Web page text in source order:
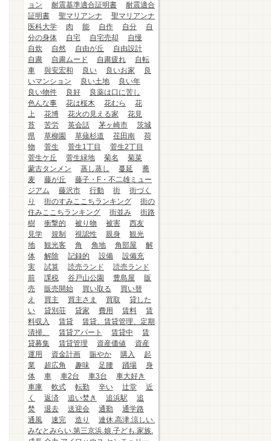
ョン
耐震基準適合証明書
耐震適合
証明書
聖マリアンナ
聖マリアンナ
医科大学
肉 能 自作 自分
自
分の身体
自宅 自宅売却
自慢
自炊
自然 自由が丘
自由設計
自粛
自粛ムード 自粛疲れ
自転
車
與安宏和 良い 良いお家
良
いマンション
良い土地
良い年
良い物件
良好
良薬は口に苦し
色んな事
花は桜木 花むら
花
上
花博 花火の見える家
花見
苔
苦労 英会話 茅ヶ崎市
茨城
県
草柳園 草薙杉道 荏田南
荷
物
菅生 菅生1丁目
菅生2丁目
菅生ケ丘
菅生緑地 菊名
菊菜
蒙古タンメン
蒸し蒸し 蔓延
蕎
麦
藤が丘
藤子・F・不二雄ミュー
ジアム
藤沢市 行動 街
街づく
り
街のすみここちランキング
街の
住みここちランキング
街並み
街路
樹
衝撃的 被り物 被害
西友
見学
規制 視認性 親身
観光
地
観光客 角 角地 角部屋
解
体
解除 記録的 設備
設備充
実
試算 読売ランド
読売ランド
前
課税 谷戸山公園 豊島屋
販
売
販売開始 買い取る
買い替
え
買主 買主さま 買取
貸した
い
貸別荘 貸家 費用 賃料
賃
料収入
賃貸
賃貸、賃貸管理、定期
清掃、
賃貸アパート 賃貸中
賃
貸募集
賃貸管理 資産価値
資産
運用
資金計画 賑やか 購入
起
業
超広角 趣味 足腰 踊場
身
体
車 車2台 車3台
車大好き
車庫
軟式 転勤 辛い 辻堂
近
く
返済 追い焚き 追浜駅
追
焚
退去 送迎会 通勤
通学路
通風
速完 造り
連休.高津.涼しい.
みなとみらい.第三京浜.娘.子ども.家族.